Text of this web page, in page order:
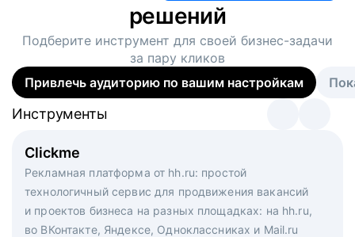
решений
Подберите инструмент для своей бизнес-задачи
за пару кликов
Привлечь аудиторию по вашим настройкам
Clickme
Рекламная платформа от hh.ru: простой
технологичный сервис для продвижения вакансий
и проектов бизнеса на разных площадках: на hh.ru,
во ВКонтакте, Яндексе, Одноклассниках и Mail.ru
Инструменты
Вакансия дня
Рекламный формат для вакансий на главной странице
hh.ru. Увеличивает количество откликов
Инструменты
Массовый подбор под ключ. Решите, сколько
кандидатов и когда вам нужно, и за дело возьмутся
маркетологи, рекрутеры и проектные менеджеры
hh.ru с целым набором digital-инструментов
Инструменты